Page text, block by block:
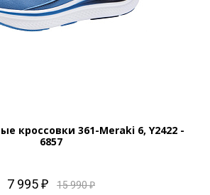
кроссовки 361-Meraki 6, Y2422 -
6857
7 995 ₽ 15 990 ₽